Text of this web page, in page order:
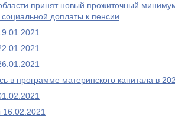
принят новый прожиточный
доплаты к пенсии
в программе материнского капитала в